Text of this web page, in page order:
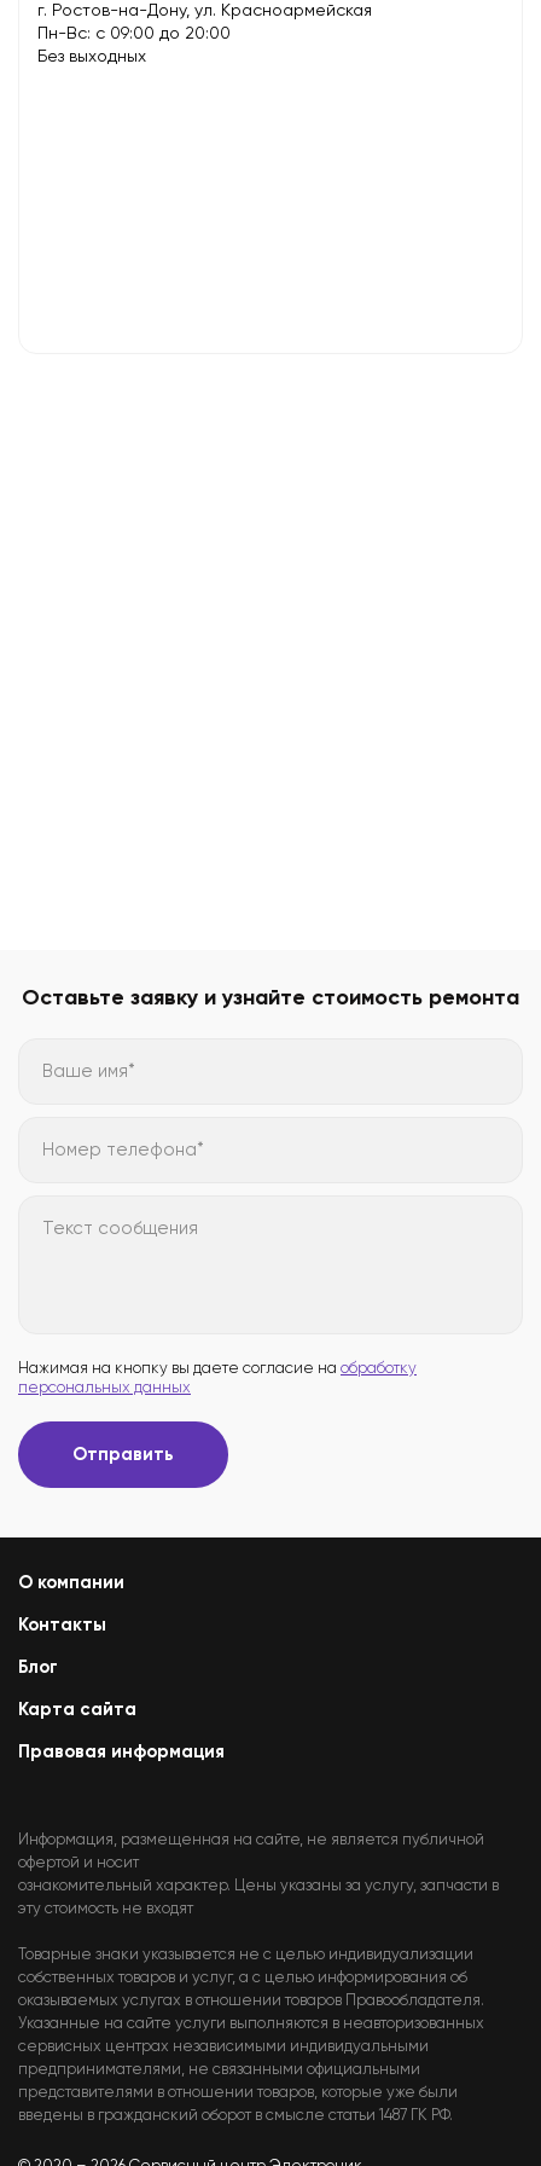
г. Ростов-на-Дону, ул. Красноармейская
Пн-Вс: с 09:00 до 20:00
Без выходных
Оставьте заявку и узнайте стоимость ремонта
Ваше имя*
Номер телефона*
Текст сообщения
Нажимая на кнопку вы даете согласие на обработку
персональных данных
Отправить
О компании
Контакты
Блог
Карта сайта
Правовая информация
Информация, размещенная на сайте, не является публичной
офертой и носит
ознакомительный характер. Цены указаны за услугу, запчасти в
эту стоимость не входят
Товарные знаки указывается не с целью индивидуализации
собственных товаров и услуг, а с целью информирования об
оказываемых услугах в отношении товаров Правообладателя.
Указанные на сайте услуги выполняются в неавторизованных
сервисных центрах независимыми индивидуальными
предпринимателями, не связанными официальными
представителями в отношении товаров, которые уже были
введены в гражданский оборот в смысле статьи 1487 ГК РФ.